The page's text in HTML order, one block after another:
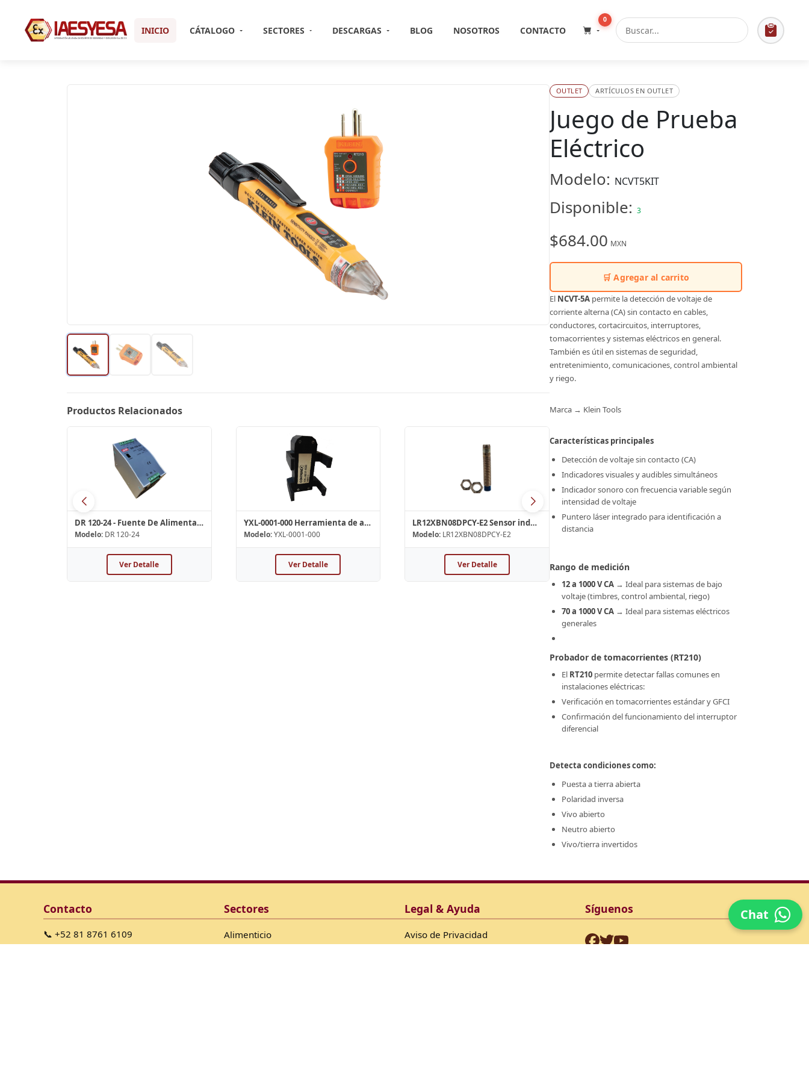
INICIO CÁTALOGO SECTORES DESCARGAS BLOG NOSOTROS CONTACTO
0
Chat
Productos Relacionados
DR 120-24 - Fuente De Alimentación
Modelo:DR 120-24
Ver Detalle
YXL-0001-000 Herramienta de alineación láser
Modelo:YXL-0001-000
Ver Detalle
LR12XBN08DPCY-E2 Sensor inductivo
Modelo: LR12XBN08DPCY-E2
Ver Detalle
Sirena Interior Piccolo GRADO 3
Modelo:
Ver Detalle
OUTLET ARTÍCULOS EN OUTLET
Juego de Prueba
Eléctrico
Modelo: NCVT5KIT
Disponible: 3
$684.00 MXN
🛒 Agregar al carrito
El NCVT-5A permite la detección de voltaje de
corriente alterna (CA) sin contacto en cables,
conductores, cortacircuitos, interruptores,
tomacorrientes y sistemas eléctricos en general.
También es útil en sistemas de seguridad,
entretenimiento, comunicaciones, control ambiental
y riego.
Marca → Klein Tools
Características principales
Detección de voltaje sin contacto (CA)
Indicadores visuales y audibles simultáneos
Indicador sonoro con frecuencia variable según
intensidad de voltaje
Puntero láser integrado para identificación a
distancia
Rango de medición
12 a 1000 V CA → Ideal para sistemas de bajo
voltaje (timbres, control ambiental, riego)
70 a 1000 V CA → Ideal para sistemas eléctricos
generales
Probador de tomacorrientes (RT210)
El RT210 permite detectar fallas comunes en
instalaciones eléctricas:
Verificación en tomacorrientes estándar y GFCI
Confirmación del funcionamiento del interruptor
diferencial
Detecta condiciones como:
Puesta a tierra abierta
Polaridad inversa
Vivo abierto
Neutro abierto
Vivo/tierra invertidos
Contacto
📞 +52 81 8761 6109
Sectores
Alimenticio
Legal & Ayuda
Aviso de Privacidad
Síguenos